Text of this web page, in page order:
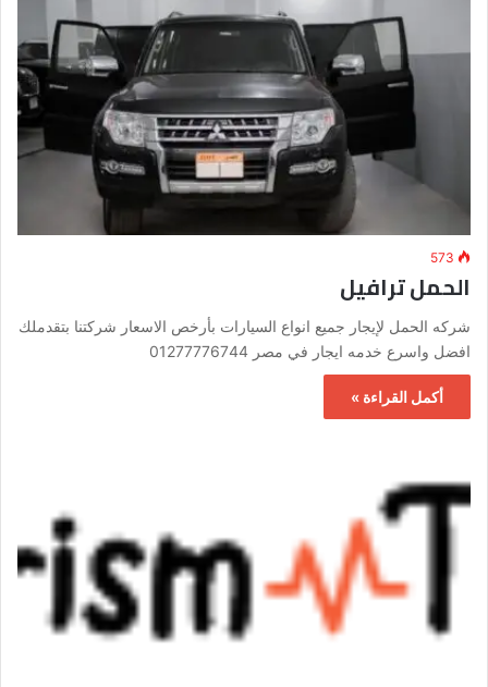
573
الحمل ترافيل
شركه الحمل لإيجار جميع انواع السيارات بأرخص الاسعار شركتنا بتقدملك
افضل واسرع خدمه ايجار في مصر 01277776744
أكمل القراءة »